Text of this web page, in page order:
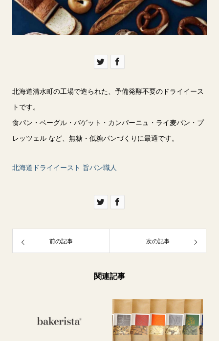
北海道清水町の工場で造られた、予備発酵不要のドライイース
トです。
食パン・ベーグル・バゲット・カンパーニュ・ライ麦パン・プ
レッツェル など、無糖・低糖パンづくりに最適です。
北海道ドライイースト 旨パン職人
前の記事 次の記事
関連記事